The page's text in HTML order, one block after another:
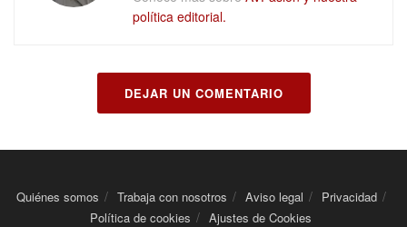
política editorial.
DEJAR UN COMENTARIO
Quiénes somos Trabaja con nosotros Aviso legal
Privacidad
Política de cookies
Ajustes de Cookies